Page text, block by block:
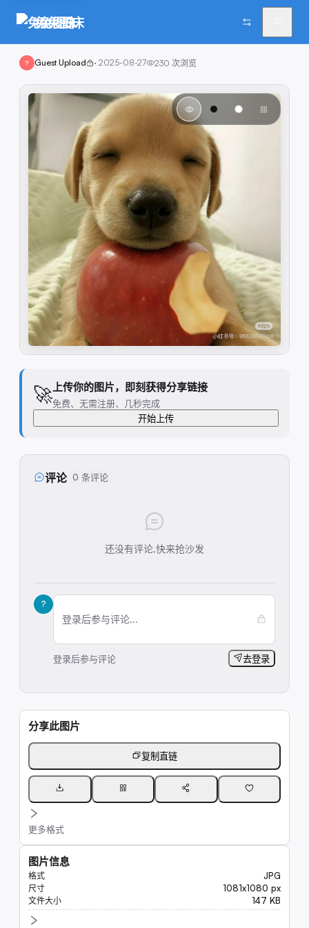
兔兔图床
? Guest Upload · 2025-08-27 230 次浏览
🚀 上传你的图片，即刻获得分享链接
免费、无需注册、几秒完成
开始上传
评论 0 条评论
还没有评论,快来抢沙发
?
登录后参与评论...
登录后参与评论 去登录
分享此图片
复制直链
更多格式
图片信息
格式 JPG
尺寸 1081x1080 px
文件大小 147 KB